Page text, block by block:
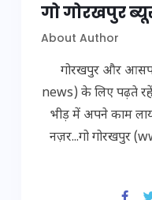
गो गोरखपुर
About Author
गोरखपुर और
news) के लिए पढ़ते
भीड़ में अपने काम
नज़र...गो गोरखपुर